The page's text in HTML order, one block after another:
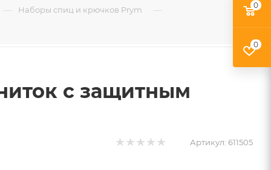
— Наборы спиц и крючков Prym —
с защитным
Артикул: 611505
0
0